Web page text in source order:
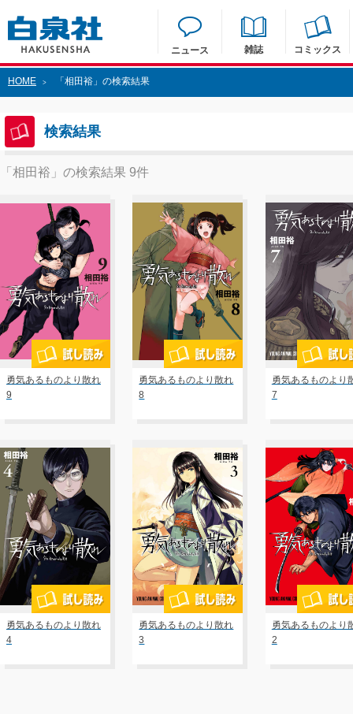
ニュース 雑誌 コミックス
HOME > 「相田裕」の検索結果
検索結果
「相田裕」の検索結果 9件
勇気あるものより散れ
9
勇気あるものより散れ
8
勇気あるものより
7
勇気あるものより散れ
4
勇気あるものより散れ
3
勇気あるものより
2